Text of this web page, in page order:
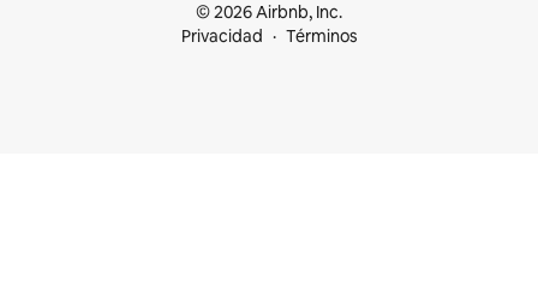
© 2026 Airbnb, Inc.
Privacidad
Términos